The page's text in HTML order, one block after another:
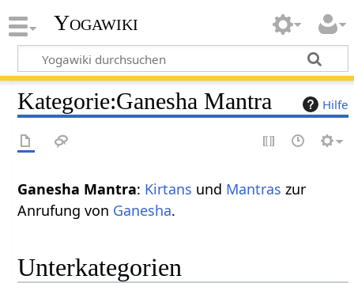
Yogawiki
Hilfe
Kategorie:Ganesha Mantra
Ganesha Mantra: Kirtans und Mantras zur
Anrufung von Ganesha.
Unterkategorien